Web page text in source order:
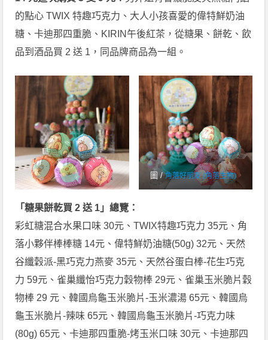
的點心 TWIX 特趣巧克力、大人小孩喜愛的偉特鮮奶油
糖、卡迪那四重脆、KIRIN午後紅茶，從糖果、餅乾、飲
品到酒品買 2 送 1，同品牌商品為一組。
圖 /角落好朋友 (角落生物)
「糖果餅乾買 2 送 1」總覽：
彩虹糖混合水果口味 30元、TWIX特趣巧克力 35元、角
落小夥伴棒棒糖 14元、偉特鮮奶油糖(50g) 32元、天然
谷纖穀派-黑巧克力燕麥 35元、天然谷蛋白棒-花生巧克
力 59元、雀巢纖怡巧克力穀物棒 29元、雀巢玉米脆片穀
物棒 29 元、韓國烏龜玉米脆片-玉米濃湯 65元、韓國烏
龜玉米脆片-辣味 65元、韓國烏龜玉米脆片-巧克力味
(80g) 65元、卡迪那四重脆-烤玉米口味 30元、卡迪那四